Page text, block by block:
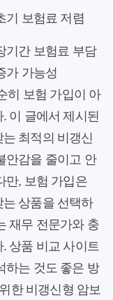
기 보험료 저렴
기간 보험료 부담
가 가능성
히 보험 가입이 아
이 글에서 제시된
최적의 비갱신
안감을 줄이고 안
만, 보험 가입은
상품을 선택하
재무 전문가와 충
상품 비교 사이트
하는 것도 좋은 방
한 비갱신형 암보